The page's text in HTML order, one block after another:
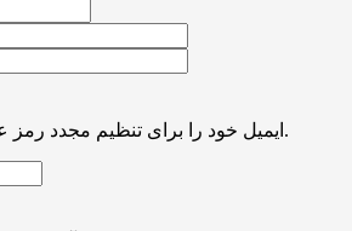
ایمیل خود را برای تنظیم مجدد رمز عبور خود را بررسی کنید.